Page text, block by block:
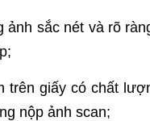
ảnh sắc nét và rõ
trên giấy có chất
nộp ảnh scan;